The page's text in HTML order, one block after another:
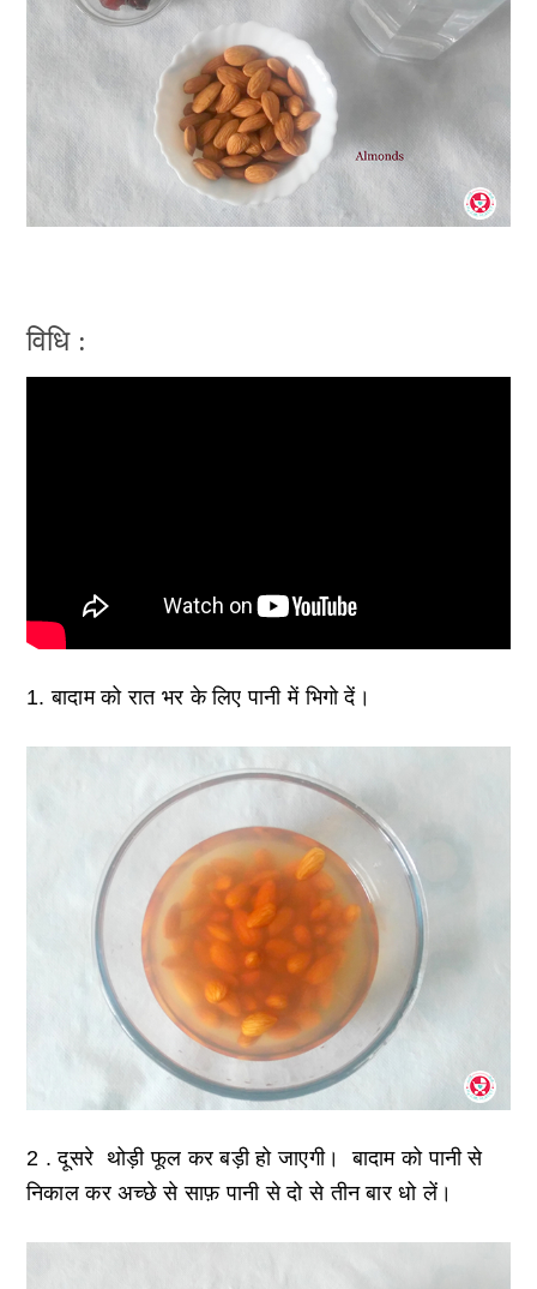
विधि :
1. बादाम को रात भर के लिए पानी में भिगो दें।
2 . दूसरे थोड़ी फूल कर बड़ी हो जाएगी। बादाम को पानी से
निकाल कर अच्छे से साफ़ पानी से दो से तीन बार धो लें।